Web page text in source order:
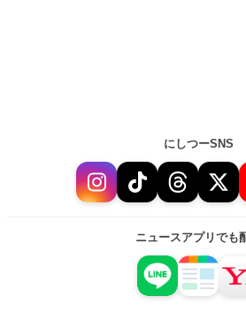
にしつーSNS
ニュースアプリでも